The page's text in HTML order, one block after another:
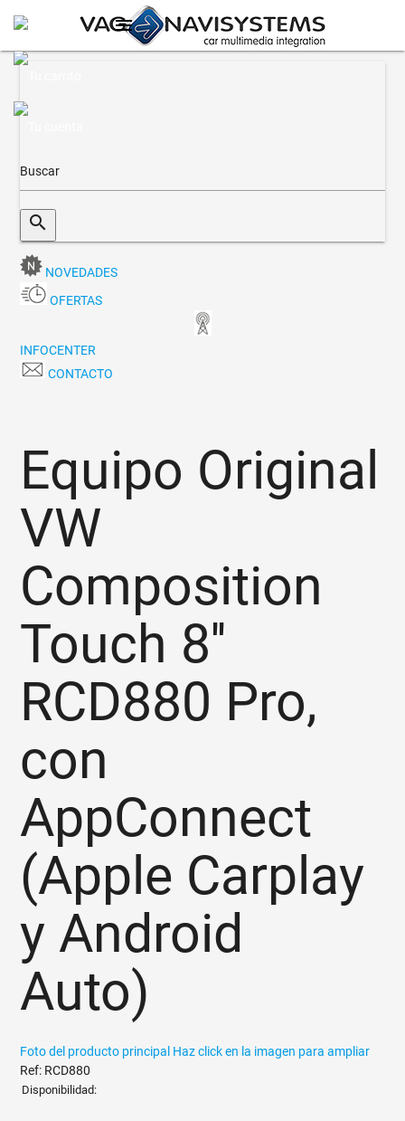
menu
search
NOVEDADES
OFERTAS
INFOCENTER
CONTACTO
Equipo Original
VW
Composition
Touch 8''
RCD880 Pro,
con
AppConnect
(Apple Carplay
y Android
Auto)
Foto del producto principal Haz click en la imagen para ampliar
Ref: RCD880
Disponibilidad: